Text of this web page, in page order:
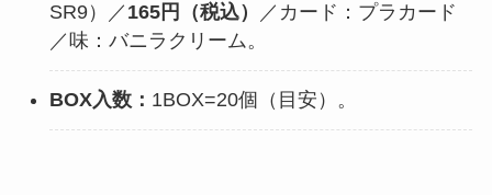
SR9）／ 165円（税込）
／カード：プラカード
／味：バニラクリーム。
BOX入数： 1BOX=20個（目安）。